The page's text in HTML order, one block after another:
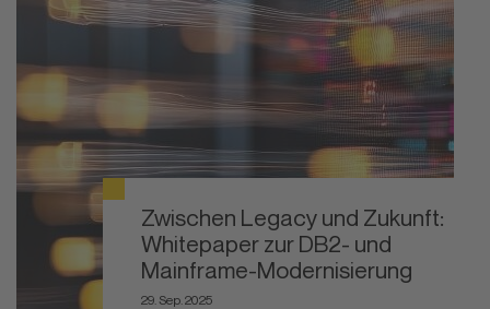
Zwischen Legacy und Zukunft:
Whitepaper zur DB2- und
Mainframe-Modernisierung
29. Sep. 2025